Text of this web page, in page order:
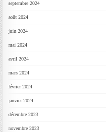
septembre 2024
août 2024
juin 2024
mai 2024
avril 2024
mars 2024
février 2024
janvier 2024
décembre 2023
novembre 2023